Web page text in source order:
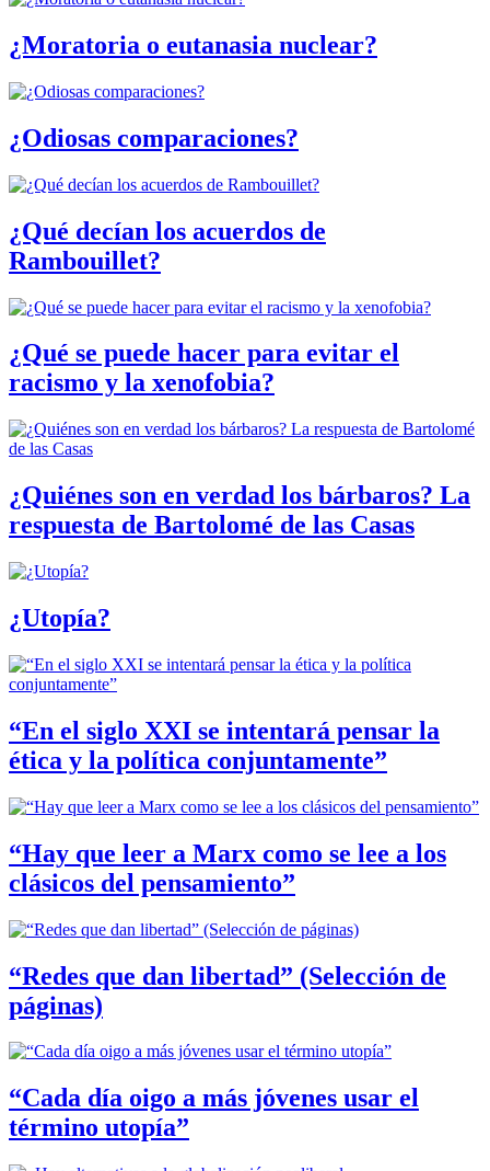
¿Moratoria o eutanasia nuclear?
¿Odiosas comparaciones?
¿Qué decían los acuerdos de
Rambouillet?
¿Qué se puede hacer para evitar el
racismo y la xenofobia?
¿Quiénes son en verdad los bárbaros? La
respuesta de Bartolomé de las Casas
¿Utopía?
“En el siglo XXI se intentará pensar la
ética y la política conjuntamente”
“Hay que leer a Marx como se lee a los
clásicos del pensamiento”
“Redes que dan libertad” (Selección de
páginas)
“Cada día oigo a más jóvenes usar el
término utopía”